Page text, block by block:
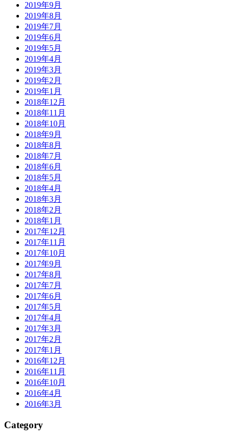
2019年9月
2019年8月
2019年7月
2019年6月
2019年5月
2019年4月
2019年3月
2019年2月
2019年1月
2018年12月
2018年11月
2018年10月
2018年9月
2018年8月
2018年7月
2018年6月
2018年5月
2018年4月
2018年3月
2018年2月
2018年1月
2017年12月
2017年11月
2017年10月
2017年9月
2017年8月
2017年7月
2017年6月
2017年5月
2017年4月
2017年3月
2017年2月
2017年1月
2016年12月
2016年11月
2016年10月
2016年4月
2016年3月
Category